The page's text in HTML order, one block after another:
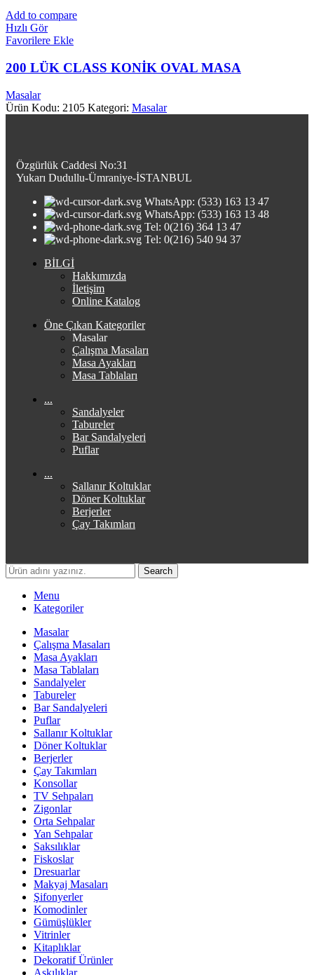
Add to compare
Hızlı Gör
Favorilere Ekle
200 LÜK CLASS KONİK OVAL MASA
Masalar
Ürün Kodu: 2105 Kategori: Masalar
Özgürlük Caddesi No:31
Yukarı Dudullu-Ümraniye-İSTANBUL
WhatsApp: (533) 163 13 47
WhatsApp: (533) 163 13 48
Tel: 0(216) 364 13 47
Tel: 0(216) 540 94 37
BİLGİ
Hakkımızda
İletişim
Online Katalog
Öne Çıkan Kategoriler
Masalar
Çalışma Masaları
Masa Ayakları
Masa Tablaları
...
Sandalyeler
Tabureler
Bar Sandalyeleri
Puflar
...
Sallanır Koltuklar
Döner Koltuklar
Berjerler
Çay Takımları
Search
Menu
Kategoriler
Masalar
Çalışma Masaları
Masa Ayakları
Masa Tablaları
Sandalyeler
Tabureler
Bar Sandalyeleri
Puflar
Sallanır Koltuklar
Döner Koltuklar
Berjerler
Çay Takımları
Konsollar
TV Sehpaları
Zigonlar
Orta Sehpalar
Yan Sehpalar
Saksılıklar
Fiskoslar
Dresuarlar
Makyaj Masaları
Şifonyerler
Komodinler
Gümüşlükler
Vitrinler
Kitaplıklar
Dekoratif Ürünler
Askılıklar